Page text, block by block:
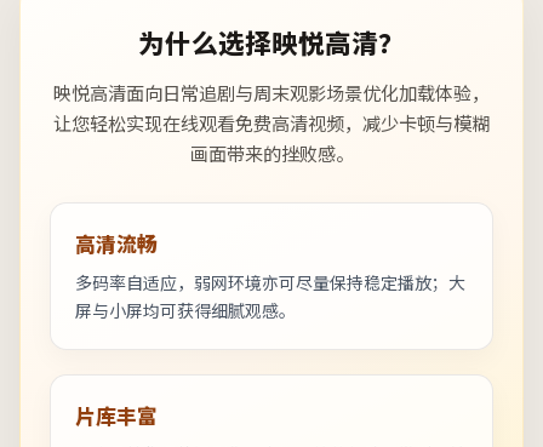
为什么选择映悦高清？
映悦高清面向日常追剧与周末观影场景优化加载体验，
让您轻松实现在线观看免费高清视频，减少卡顿与模糊
画面带来的挫败感。
高清流畅
多码率自适应，弱网环境亦可尽量保持稳定播放；大
屏与小屏均可获得细腻观感。
片库丰富